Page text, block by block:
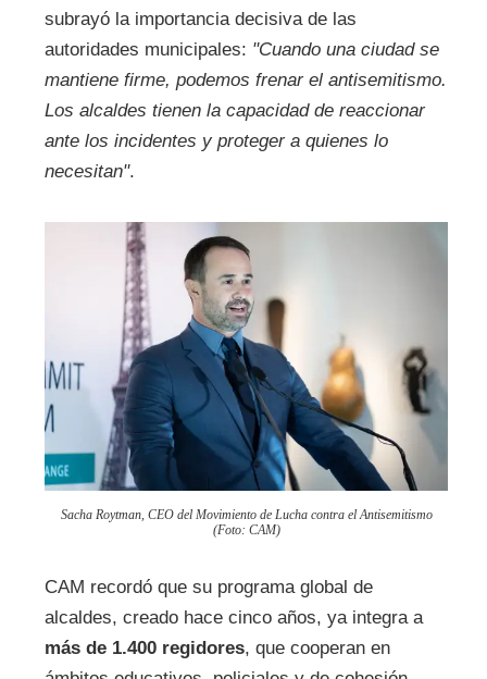
subrayó la importancia decisiva de las
autoridades municipales: "Cuando una ciudad se
mantiene firme, podemos frenar el antisemitismo.
Los alcaldes tienen la capacidad de reaccionar
ante los incidentes y proteger a quienes lo
necesitan".
Sacha Roytman, CEO del Movimiento de Lucha contra el Antisemitismo
(Foto: CAM)
CAM recordó que su programa global de
alcaldes, creado hace cinco años, ya integra a
más de 1.400 regidores, que cooperan en